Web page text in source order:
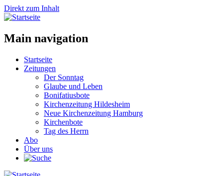
Direkt zum Inhalt
Main navigation
Startseite
Zeitungen
Der Sonntag
Glaube und Leben
Bonifatiusbote
Kirchenzeitung Hildesheim
Neue Kirchenzeitung Hamburg
Kirchenbote
Tag des Herrn
Abo
Über uns